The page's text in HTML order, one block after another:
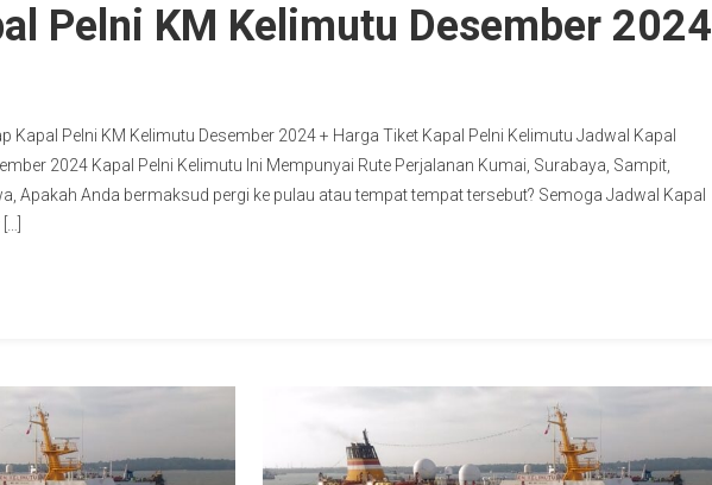
Pelni KM Kelimutu Desember 2024
Kapal Pelni KM Kelimutu Desember 2024 + Harga Tiket Kapal Pelni Kelimutu Jadwal Kapal
2024 Kapal Pelni Kelimutu Ini Mempunyai Rute Perjalanan Kumai, Surabaya, Sampit,
Apakah Anda bermaksud pergi ke pulau atau tempat tempat tersebut? Semoga Jadwal Kapal